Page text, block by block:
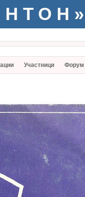
Участници Форум